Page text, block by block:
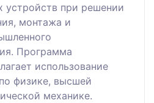
устройств при решении
монтажа и
Программа
использование
физике, высшей
механике.